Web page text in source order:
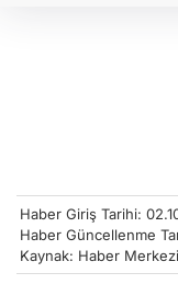
Haber Giriş Tarihi:
Haber Güncellenme
Kaynak: Haber Merkezi